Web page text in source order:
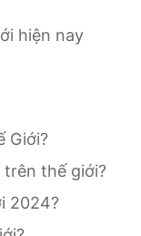
hiện nay
Giới?
thế giới?
2024?